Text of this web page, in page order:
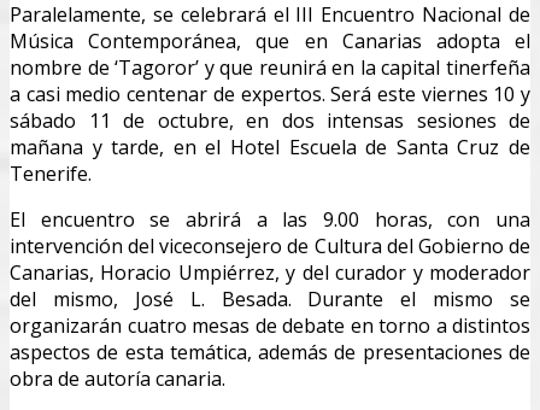
Paralelamente, se celebrará el III Encuentro Nacional de
Música Contemporánea, que en Canarias adopta el
nombre de ‘Tagoror’ y que reunirá en la capital tinerfeña
a casi medio centenar de expertos. Será este viernes 10 y
sábado 11 de octubre, en dos intensas sesiones de
mañana y tarde, en el Hotel Escuela de Santa Cruz de
Tenerife.
El encuentro se abrirá a las 9.00 horas, con una
intervención del viceconsejero de Cultura del Gobierno de
Canarias, Horacio Umpiérrez, y del curador y moderador
del mismo, José L. Besada. Durante el mismo se
organizarán cuatro mesas de debate en torno a distintos
aspectos de esta temática, además de presentaciones de
obra de autoría canaria.